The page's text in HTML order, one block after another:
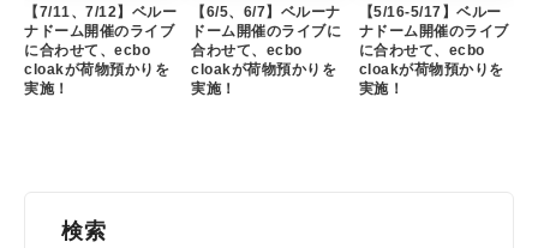
【7/11、7/12】ベルー
ナドーム開催のライブ
に合わせて、ecbo
cloakが荷物預かりを
実施！
【6/5、6/7】ベルーナ
ドーム開催のライブに
合わせて、ecbo
cloakが荷物預かりを
実施！
【5/16-5/17】ベルー
ナドーム開催のライブ
に合わせて、ecbo
cloakが荷物預かりを
実施！
検索